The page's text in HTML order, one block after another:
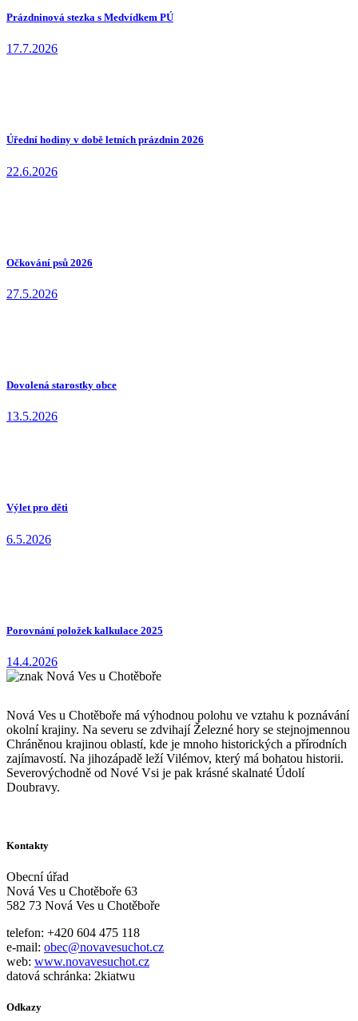
Prázdninová stezka s Medvídkem PÚ
17.7.2026
Úřední hodiny v době letních prázdnin 2026
22.6.2026
Očkování psů 2026
27.5.2026
Dovolená starostky obce
13.5.2026
Výlet pro děti
6.5.2026
Porovnání položek kalkulace 2025
14.4.2026
Nová Ves u Chotěboře má výhodnou polohu ve vztahu k poznávání
okolní krajiny. Na severu se zdvihají Železné hory se stejnojmennou
Chráněnou krajinou oblastí, kde je mnoho historických a přírodních
zajímavostí. Na jihozápadě leží Vilémov, který má bohatou historii.
Severovýchodně od Nové Vsi je pak krásné skalnaté Údolí
Doubravy.
Kontakty
Obecní úřad
Nová Ves u Chotěboře 63
582 73 Nová Ves u Chotěboře
telefon: +420 604 475 118
e-mail: obec@novavesuchot.cz
web: www.novavesuchot.cz
datová schránka: 2kiatwu
Odkazy